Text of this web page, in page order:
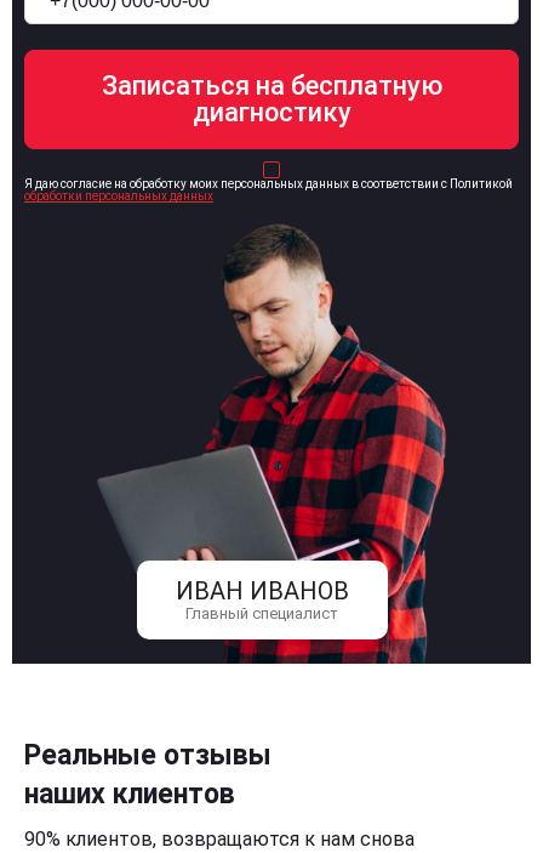
ИВАН ИВАНОВ
Главный специалист
Я даю согласие на обработку моих персональных данных в соответствии с Политикой
обработки персональных данных
Реальные отзывы
наших клиентов
90% клиентов, возвращаются к нам снова